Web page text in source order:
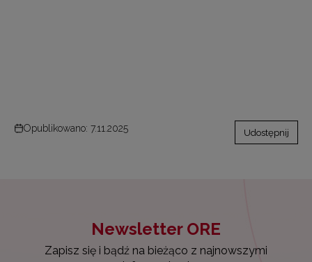
Opublikowano: 7.11.2025 Udostępnij
Newsletter ORE
Zapisz się i bądź na bieżąco z najnowszymi